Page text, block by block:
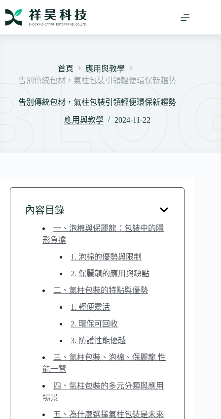
首頁
應用與教學
告別傳統包材，氣柱包裝引領輕便環保新趨勢
告別傳統包材，氣柱包裝引領輕便環保新趨勢
應用與教學 2024-11-22
內容目錄
一、泡棉與保麗龍：包裝中的隱
形負擔
1. 泡棉的優勢與限制
2. 保麗龍的應用與缺點
二、氣柱包裝的特點與優勢
1. 輕便靈活
2. 環保可回收
3. 防護性能優越
三、氣柱包裝、泡棉、保麗龍 性
能一覽
四、氣柱包裝的多元分類與應用
場景
五、為什麼選擇氣柱包裝是未來